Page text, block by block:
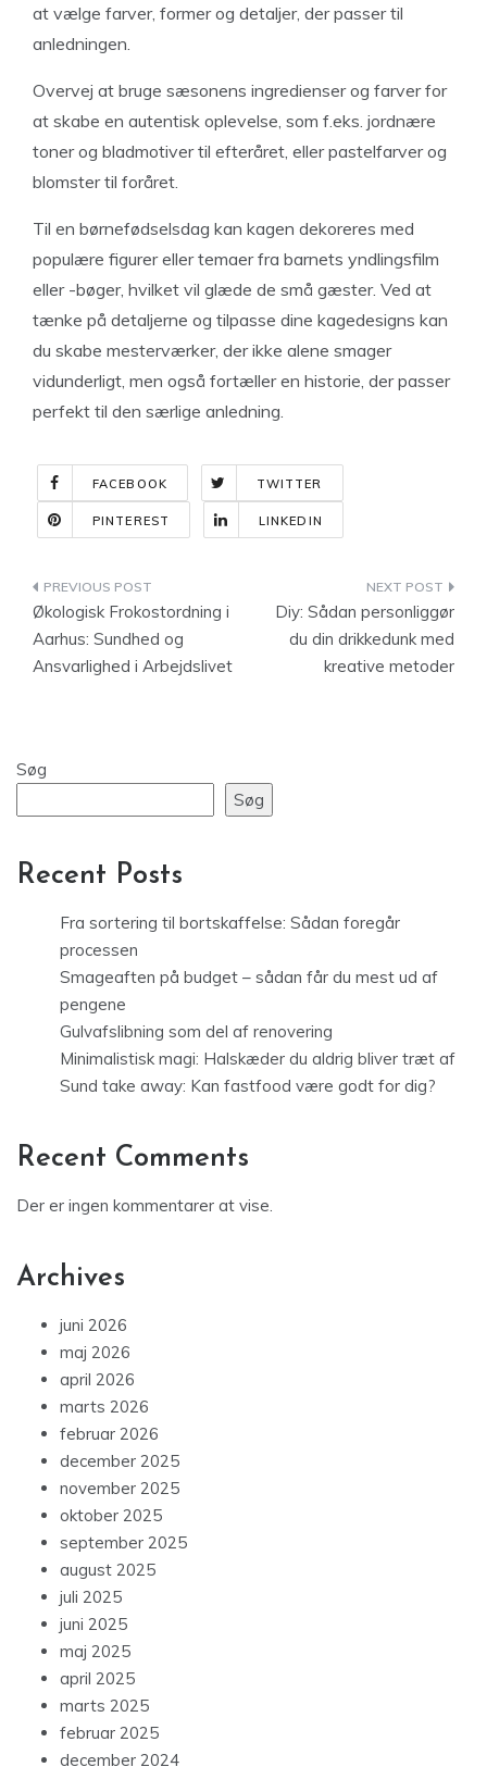
at vælge farver, former og detaljer, der passer til
anledningen.
Overvej at bruge sæsonens ingredienser og farver for
at skabe en autentisk oplevelse, som f.eks. jordnære
toner og bladmotiver til efteråret, eller pastelfarver og
blomster til foråret.
Til en børnefødselsdag kan kagen dekoreres med
populære figurer eller temaer fra barnets yndlingsfilm
eller -bøger, hvilket vil glæde de små gæster. Ved at
tænke på detaljerne og tilpasse dine kagedesigns kan
du skabe mesterværker, der ikke alene smager
vidunderligt, men også fortæller en historie, der passer
perfekt til den særlige anledning.
FACEBOOK TWITTER
PINTEREST LINKEDIN
Indlægsnavigation
Økologisk Frokostordning i
Aarhus: Sundhed og
Ansvarlighed i Arbejdslivet
Diy: Sådan personliggør
du din drikkedunk med
kreative metoder
Søg
Søg
Recent Posts
Fra sortering til bortskaffelse: Sådan foregår
processen
Smageaften på budget – sådan får du mest ud af
pengene
Gulvafslibning som del af renovering
Minimalistisk magi: Halskæder du aldrig bliver træt af
Sund take away: Kan fastfood være godt for dig?
Recent Comments
Der er ingen kommentarer at vise.
Archives
juni 2026
maj 2026
april 2026
marts 2026
februar 2026
december 2025
november 2025
oktober 2025
september 2025
august 2025
juli 2025
juni 2025
maj 2025
april 2025
marts 2025
februar 2025
december 2024